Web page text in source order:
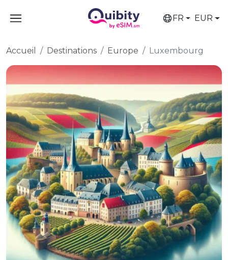
FR EUR
Accueil Destinations Europe Luxembourg